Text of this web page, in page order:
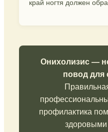
край ногтя должен
Онихолизис —
повод для
профилактика